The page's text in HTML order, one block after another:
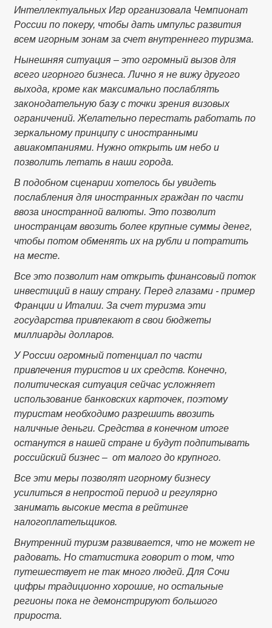
Интеллектуальных Игр организовала Чемпионат
России по покеру, чтобы дать импульс развития
всем игорным зонам за счет внутреннего туризма.
Нынешняя ситуация – это огромный вызов для
всего игорного бизнеса. Лично я не вижу другого
выхода, кроме как максимально послаблять
законодательную базу с точки зрения визовых
ограничений. Желательно перестать работать по
зеркальному принципу с иностранными
авиакомпаниями. Нужно открыть им небо и
позволить летать в наши города.
В подобном сценарии хотелось бы увидеть
послабления для иностранных граждан по части
ввоза иностранной валюты. Это позволит
иностранцам ввозить более крупные суммы денег,
чтобы потом обменять их на рубли и потратить
на месте.
Все это позволит нам открыть финансовый поток
инвестиций в нашу страну. Перед глазами - пример
Франции и Италии. За счет туризма эти
государства привлекают в свои бюджеты
миллиарды долларов.
У России огромный потенциал по части
привлечения туристов и их средств. Конечно,
политическая ситуация сейчас усложняет
использование банковских карточек, поэтому
туристам необходимо разрешить ввозить
наличные деньги. Средства в конечном итоге
останутся в нашей стране и будут подпитывать
российский бизнес – от малого до крупного.
Все эти меры позволят игорному бизнесу
усилиться в непростой период и регулярно
занимать высокие места в рейтинге
налогоплательщиков.
Внутренний туризм развивается, что не может не
радовать. Но статистика говорит о том, что
путешествует не так много людей. Для Сочи
цифры традиционно хорошие, но остальные
регионы пока не демонстрируют большого
прироста.